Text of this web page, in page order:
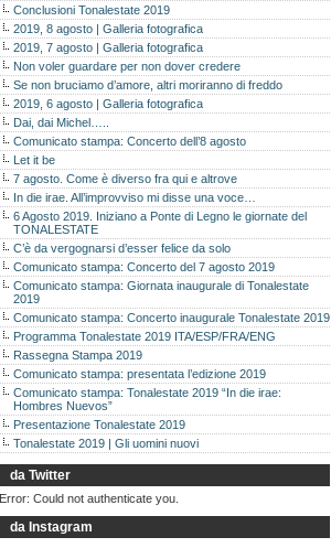
Conclusioni Tonalestate 2019
2019, 8 agosto | Galleria fotografica
2019, 7 agosto | Galleria fotografica
Non voler guardare per non dover credere
Se non bruciamo d’amore, altri moriranno di freddo
2019, 6 agosto | Galleria fotografica
Dai, dai Michel…..
Comunicato stampa: Concerto dell’8 agosto
Let it be
7 agosto. Come è diverso fra qui e altrove
In die irae. All’improvviso mi disse una voce…
6 Agosto 2019. Iniziano a Ponte di Legno le giornate del
TONALESTATE
C’è da vergognarsi d’esser felice da solo
Comunicato stampa: Concerto del 7 agosto 2019
Comunicato stampa: Giornata inaugurale di Tonalestate
2019
Comunicato stampa: Concerto inaugurale Tonalestate 2019
Programma Tonalestate 2019 ITA/ESP/FRA/ENG
Rassegna Stampa 2019
Comunicato stampa: presentata l’edizione 2019
Comunicato stampa: Tonalestate 2019 “In die irae:
Hombres Nuevos”
Presentazione Tonalestate 2019
Tonalestate 2019 | Gli uomini nuovi
da Twitter
Error: Could not authenticate you.
da Instagram